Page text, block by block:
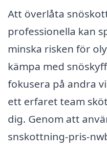
Att överlåta
professionella kan
minska risken för
kämpa med
fokusera på andra
ett erfaret team
dig. Genom att
snskottning-pris-